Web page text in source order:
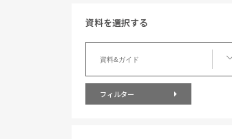
資料を選択する
資料&ガイド
選
フィルター